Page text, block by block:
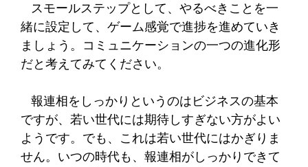
スモールステップとして、やるべきことを一
緒に設定して、ゲーム感覚で進捗を進めていき
ましょう。コミュニケーションの一つの進化形
だと考えてみてください。
報連相をしっかりというのはビジネスの基本
ですが、若い世代には期待しすぎない方がよい
ようです。でも、これは若い世代にはかぎりま
せん。いつの時代も、報連相がしっかりできて